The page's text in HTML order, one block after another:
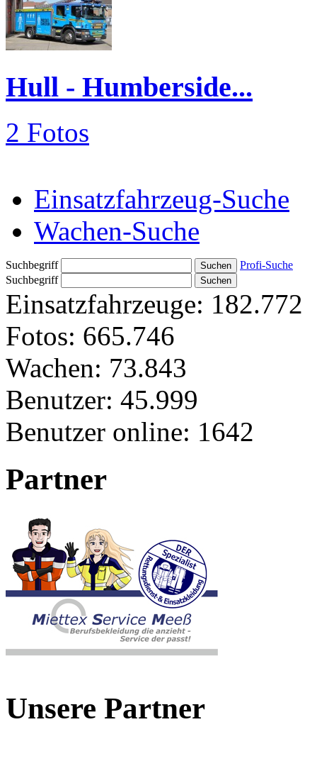
Hull - Humberside...
2 Fotos
Einsatzfahrzeug-Suche
Wachen-Suche
Suchbegriff
Profi-Suche
Suchbegriff
Einsatzfahrzeuge: 182.772
Fotos: 665.746
Wachen: 73.843
Benutzer: 45.999
Benutzer online: 1642
Partner
Unsere Partner